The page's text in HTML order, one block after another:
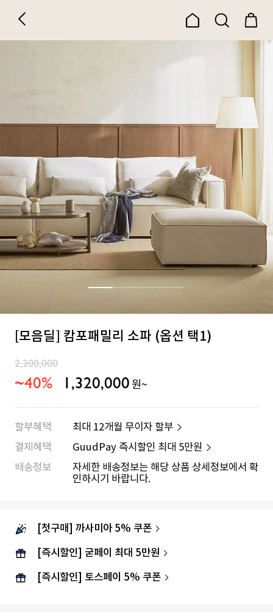
[모음딜] 캄포패밀리 소파 (옵션 택1)
2,200,000
~40% 1,320,000원~
할부혜택
최대 12개월 무이자 할부
결제혜택
GuudPay 즉시할인 최대 5만원
배송정보
자세한 배송정보는 해당 상품 상세정보에서 확
인하시기 바랍니다.
[첫구매] 까사미아 5% 쿠폰
[즉시할인] 굳페이 최대 5만원
[즉시할인] 토스페이 5% 쿠폰